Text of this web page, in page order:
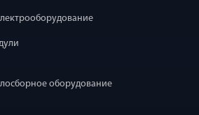
оборудование